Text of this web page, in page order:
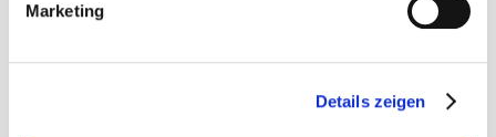
Marketing
Details zeigen